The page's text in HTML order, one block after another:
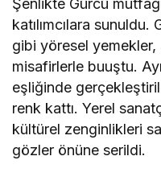
Şenlikte Gürcü
katılımcılara
gibi yöresel
misafirlerle buuştu.
eşliğinde
renk kattı. Yerel
kültürel zenginlikleri
gözler önüne serildi.